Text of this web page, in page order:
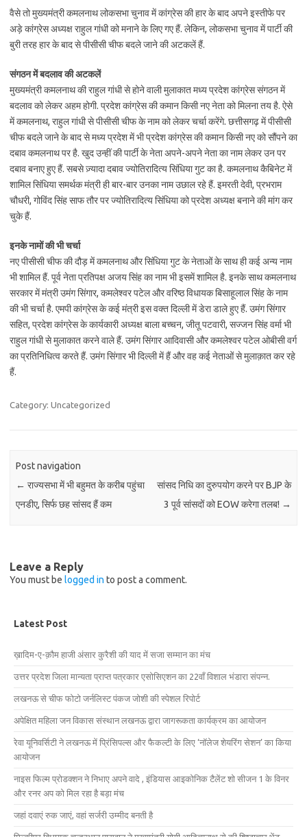
वैसे तो मुख्यमंत्री कमलनाथ लोकसभा चुनाव में कांग्रेस की हार के बाद अपने इस्तीफे पर
अड़े कांग्रेस अध्यक्ष राहुल गांधी को मनाने के लिए गए हैं. लेकिन, लोकसभा चुनाव में पार्टी की
बुरी तरह हार के बाद से पीसीसी चीफ बदले जाने की अटकलें हैं.
संगठन में बदलाव की अटकलें
मुख्यमंत्री कमलनाथ की राहुल गांधी से होने वाली मुलाकात मध्य प्रदेश कांग्रेस संगठन में
बदलाव को लेकर अहम होगी. प्रदेश कांग्रेस की कमान किसी नए नेता को मिलना तय है. ऐसे
में कमलनाथ, राहुल गांधी से पीसीसी चीफ के नाम को लेकर चर्चा करेंगे. छत्तीसगढ़ में पीसीसी
चीफ बदले जाने के बाद से मध्य प्रदेश में भी प्रदेश कांग्रेस की कमान किसी नए को सौंपने का
दबाव कमलनाथ पर है. खुद उन्हीं की पार्टी के नेता अपने-अपने नेता का नाम लेकर उन पर
दबाव बनाए हुए हैं. सबसे ज़्यादा दबाव ज्योतिरादित्य सिंधिया गुट का है. कमलनाथ कैबिनेट में
शामिल सिंधिया समर्थक मंत्री ही बार-बार उनका नाम उछाल रहे हैं. इमरती देवी, प्रभराम
चौधरी, गोविंद सिंह साफ तौर पर ज्योतिरादित्य सिंधिया को प्रदेश अध्यक्ष बनाने की मांग कर
चुके हैं.
इनके नामों की भी चर्चा
नए पीसीसी चीफ की दौड़ में कमलनाथ और सिंधिया गुट के नेताओं के साथ ही कई अन्‍य नाम
भी शामिल हैं. पूर्व नेता प्रतिपक्ष अजय सिंह का नाम भी इसमें शामिल है. इनके साथ कमलनाथ
सरकार में मंत्री उमंग सिंगार, कमलेश्वर पटेल और वरिष्ठ विधायक बिसाहूलाल सिंह के नाम
की भी चर्चा है. एमपी कांग्रेस के कई मंत्री इस वक्त दिल्ली में डेरा डाले हुए हैं. उमंग सिंगार
सहित, प्रदेश कांग्रेस के कार्यकारी अध्यक्ष बाला बच्चन, जीतू पटवारी, सज्जन सिंह वर्मा भी
राहुल गांधी से मुलाकात करने वाले हैं. उमंग सिंगार आदिवासी और कमलेश्वर पटेल ओबीसी वर्ग
का प्रतिनिधित्व करते हैं. उमंग सिंगार भी दिल्ली में हैं और वह कई नेताओं से मुलाक़ात कर रहे
हैं.
Category: Uncategorized
Post navigation
← राज्यसभा में भी बहुमत के करीब पहुंचा
एनडीए, सिर्फ छह सांसद हैं कम
सांसद निधि का दुरुपयोग करने पर BJP के
3 पूर्व सांसदों को EOW करेगा तलब! →
Leave a Reply
You must be logged in to post a comment.
Latest Post
ख़ादिम-ए-क़ौम हाजी अंसार कुरैशी की याद में सजा सम्मान का मंच
उत्तर प्रदेश जिला मान्यता प्राप्त पत्रकार एसोसिएशन का 22वाँ विशाल भंडारा संपन्न.
लखनऊ से चीफ फोटो जर्नलिस्ट पंकज जोशी की स्पेशल रिपोर्ट
अपेक्षित महिला जन विकास संस्थान लखनऊ द्वारा जागरूकता कार्यक्रम का आयोजन
रेवा यूनिवर्सिटी ने लखनऊ में प्रिंसिपल्स और फैकल्टी के लिए ‘नॉलेज शेयरिंग सेशन’ का किया
आयोजन
नाइस फिल्म प्रोडक्शन ने निभाए अपने वादे , इंडियास आइकोनिक टैलेंट शो सीजन 1 के विनर
और रनर अप को मिल रहा है बड़ा मंच
जहां दवाएं रुक जाएं, वहां सर्जरी उम्मीद बनती है